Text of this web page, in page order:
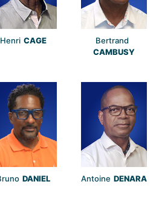
Henri CAGE
Bertrand
CAMBUSY
DANIEL Antoine DENARA